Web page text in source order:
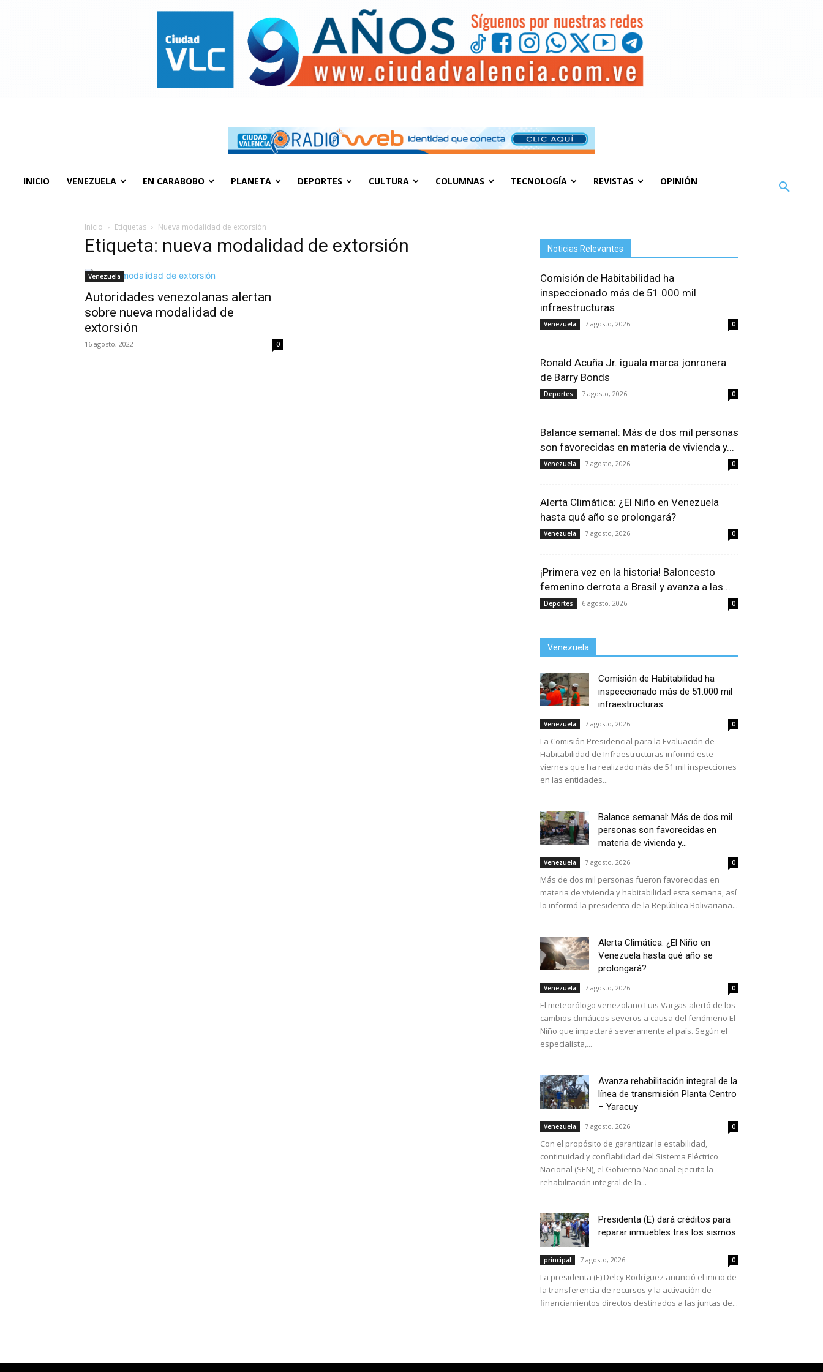
INICIO VENEZUELA EN CARABOBO PLANETA DEPORTES CULTURA COLUMNAS TECNOLOGÍA REVISTAS OPINIÓN
Inicio Etiquetas Nueva modalidad de extorsión
Etiqueta: nueva modalidad de extorsión
Venezuela
Autoridades venezolanas alertan
sobre nueva modalidad de
extorsión
16 agosto, 2022 0
Noticias Relevantes
Comisión de Habitabilidad ha
inspeccionado más de 51.000 mil
infraestructuras
Venezuela 7 agosto, 2026 0
Ronald Acuña Jr. iguala marca jonronera
de Barry Bonds
Deportes 7 agosto, 2026 0
Balance semanal: Más de dos mil personas
son favorecidas en materia de vivienda y...
Venezuela 7 agosto, 2026 0
Alerta Climática: ¿El Niño en Venezuela
hasta qué año se prolongará?
Venezuela 7 agosto, 2026 0
¡Primera vez en la historia! Baloncesto
femenino derrota a Brasil y avanza a las...
Deportes 6 agosto, 2026 0
Venezuela
Comisión de Habitabilidad ha
inspeccionado más de 51.000 mil
infraestructuras
Venezuela 7 agosto, 2026 0
La Comisión Presidencial para la Evaluación de
Habitabilidad de Infraestructuras informó este
viernes que ha realizado más de 51 mil inspecciones
en las entidades...
Balance semanal: Más de dos mil
personas son favorecidas en
materia de vivienda y...
Venezuela 7 agosto, 2026 0
Más de dos mil personas fueron favorecidas en
materia de vivienda y habitabilidad esta semana, así
lo informó la presidenta de la República Bolivariana...
Alerta Climática: ¿El Niño en
Venezuela hasta qué año se
prolongará?
Venezuela 7 agosto, 2026 0
El meteorólogo venezolano Luis Vargas alertó de los
cambios climáticos severos a causa del fenómeno El
Niño que impactará severamente al país. Según el
especialista,...
Avanza rehabilitación integral de la
línea de transmisión Planta Centro
– Yaracuy
Venezuela 7 agosto, 2026 0
Con el propósito de garantizar la estabilidad,
continuidad y confiabilidad del Sistema Eléctrico
Nacional (SEN), el Gobierno Nacional ejecuta la
rehabilitación integral de la...
Presidenta (E) dará créditos para
reparar inmuebles tras los sismos
principal 7 agosto, 2026 0
La presidenta (E) Delcy Rodríguez anunció el inicio de
la transferencia de recursos y la activación de
financiamientos directos destinados a las juntas de...